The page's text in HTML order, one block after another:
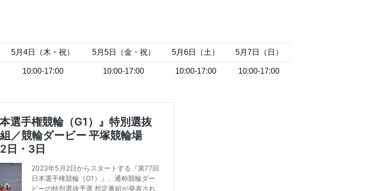
5月4日（木・祝） 5月5日（金・祝） 5月6日（土） 5月7日（日）
10:00-17:00 10:00-17:00 10:00-17:00 10:00-17:00